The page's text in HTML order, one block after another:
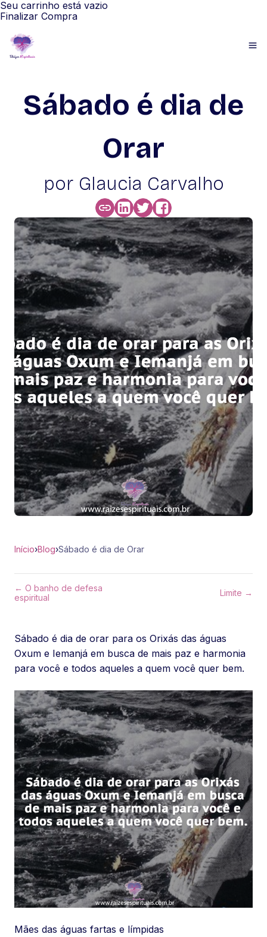
Seu carrinho está vazio
Finalizar Compra
Sábado é dia de
Orar
por Glaucia Carvalho
Início›Blog›Sábado é dia de Orar
← O banho de defesa
espiritual
Limite →
Sábado é dia de orar para os Orixás das águas
Oxum e Iemanjá em busca de mais paz e harmonia
para você e todos aqueles a quem você quer bem.
Mães das águas fartas e límpidas